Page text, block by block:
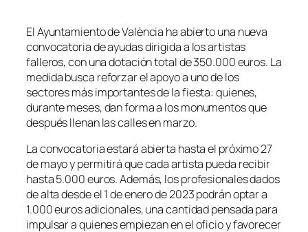
El Ayuntamiento de València ha abierto una nueva
convocatoria de ayudas dirigida a los artistas
falleros, con una dotación total de 350.000 euros. La
medida busca reforzar el apoyo a uno de los
sectores más importantes de la fiesta: quienes,
durante meses, dan forma a los monumentos que
después llenan las calles en marzo.
La convocatoria estará abierta hasta el próximo 27
de mayo y permitirá que cada artista pueda recibir
hasta 5.000 euros. Además, los profesionales dados
de alta desde el 1 de enero de 2023 podrán optar a
1.000 euros adicionales, una cantidad pensada para
impulsar a quienes empiezan en el oficio y favorecer